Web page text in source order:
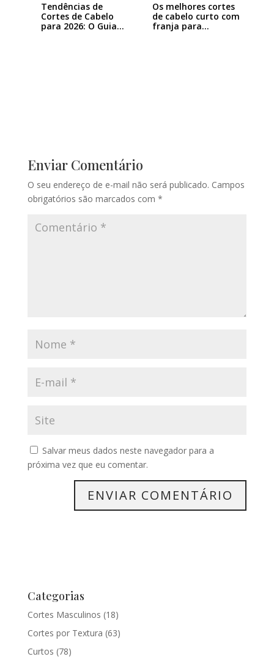
Tendências de
Cortes de Cabelo
para 2026: O Guia…
Os melhores cortes
de cabelo curto com
franja para…
Enviar Comentário
O seu endereço de e-mail não será publicado. Campos
obrigatórios são marcados com *
Salvar meus dados neste navegador para a
próxima vez que eu comentar.
Categorias
Cortes Masculinos (18)
Cortes por Textura (63)
Curtos (78)